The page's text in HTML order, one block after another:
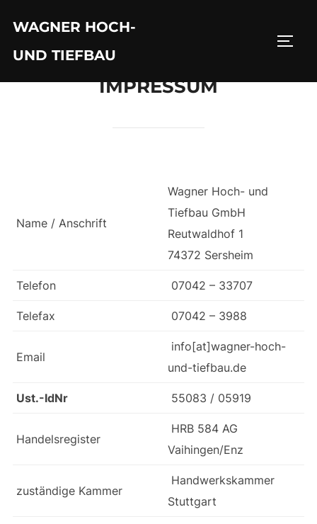
Inhalt
springen
WAGNER HOCH-
UND TIEFBAU
IMPRESSUM
Name / Anschrift
Wagner Hoch- und
Tiefbau GmbH
Reutwaldhof 1
74372 Sersheim
Telefon 07042 – 33707
Telefax 07042 – 3988
Email
info[at]wagner-hoch-
und-tiefbau.de
Ust.-IdNr 55083 / 05919
Handelsregister
HRB 584 AG
Vaihingen/Enz
zuständige Kammer
Handwerkskammer
Stuttgart